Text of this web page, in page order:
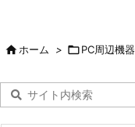
ホーム > PC周辺機器